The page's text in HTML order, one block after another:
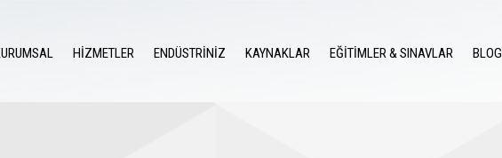
HİZMETLER ENDÜSTRİNİZ KAYNAKLAR EĞİTİMLER & SINAVLAR BLOG